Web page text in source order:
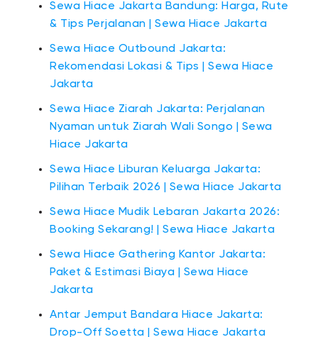
Sewa Hiace Jakarta Bandung: Harga, Rute
& Tips Perjalanan | Sewa Hiace Jakarta
Sewa Hiace Outbound Jakarta:
Rekomendasi Lokasi & Tips | Sewa Hiace
Jakarta
Sewa Hiace Ziarah Jakarta: Perjalanan
Nyaman untuk Ziarah Wali Songo | Sewa
Hiace Jakarta
Sewa Hiace Liburan Keluarga Jakarta:
Pilihan Terbaik 2026 | Sewa Hiace Jakarta
Sewa Hiace Mudik Lebaran Jakarta 2026:
Booking Sekarang! | Sewa Hiace Jakarta
Sewa Hiace Gathering Kantor Jakarta:
Paket & Estimasi Biaya | Sewa Hiace
Jakarta
Antar Jemput Bandara Hiace Jakarta:
Drop-Off Soetta | Sewa Hiace Jakarta